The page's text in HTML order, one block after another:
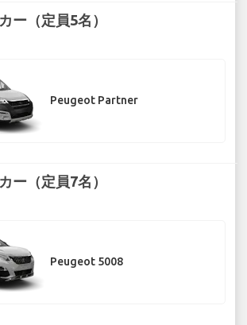
ー（定員5名）
Peugeot Partner
ー（定員7名）
Peugeot 5008